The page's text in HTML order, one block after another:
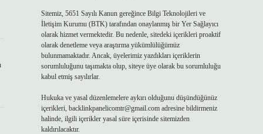
Sitemiz, 5651 Sayılı Kanun gereğince Bilgi Teknolojileri ve
İletişim Kurumu (BTK) tarafından onaylanmış bir Yer Sağlayıcı
olarak hizmet vermektedir. Bu nedenle, sitedeki içerikleri proaktif
olarak denetleme veya araştırma yükümlülüğümüz
bulunmamaktadır. Ancak, üyelerimiz yazdıkları içeriklerin
sorumluluğunu taşımakta olup, siteye üye olarak bu sorumluluğu
kabul etmiş sayılırlar.
Hukuka ve yasal düzenlemelere aykırı olduğunu düşündüğünüz
içerikleri, backlinkpanelicomtr@gmail.comadresine bildirmeniz
halinde, ilgili içerikler yasal süre içerisinde sitemizden
kaldırılacaktır.